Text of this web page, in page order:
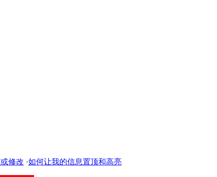
修改 ·如何让我的信息置顶和高亮